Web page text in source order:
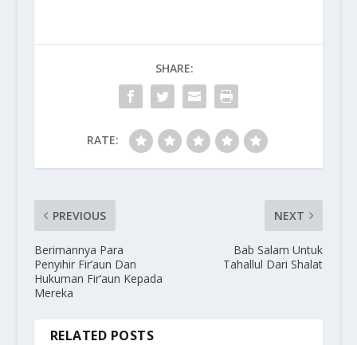
SHARE:
RATE:
PREVIOUS
Berimannya Para
Penyihir Fir’aun Dan
Hukuman Fir’aun Kepada
Mereka
NEXT
Bab Salam Untuk
Tahallul Dari Shalat
RELATED POSTS